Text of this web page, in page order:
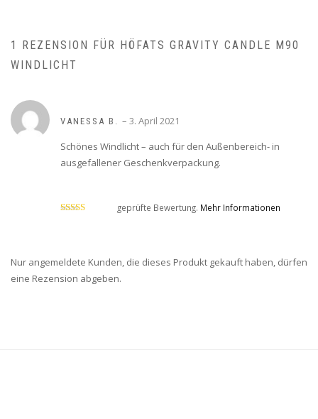
1 REZENSION FÜR HÖFATS GRAVITY CANDLE M90
WINDLICHT
VANESSA B. – 3. April 2021
Schönes Windlicht – auch für den Außenbereich- in
ausgefallener Geschenkverpackung.
geprüfte Bewertung. Mehr Informationen
Nur angemeldete Kunden, die dieses Produkt gekauft haben, dürfen
eine Rezension abgeben.